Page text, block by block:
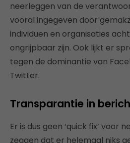
neerleggen van de
vooral ingegeven door
individuen en organisaties
ongrijpbaar zijn. Ook lijkt er
tegen de dominantie van
Twitter.
Transparantie in
Er is dus geen ‘quick fix’ voor
zeggen dat er helemaal niks